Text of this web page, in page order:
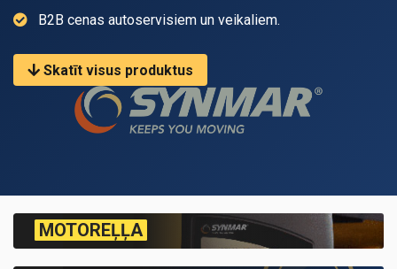
B2B cenas autoservisiem un veikaliem.
Skatīt visus produktus
MOTOREĻĻA